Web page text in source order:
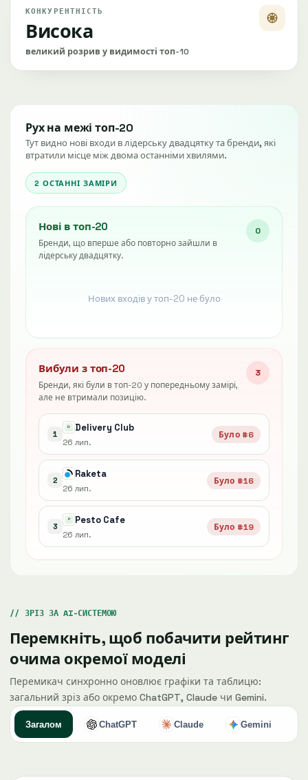
КОНКУРЕНТНІСТЬ
Висока
великий розрив у видимості топ-10
Рух на межі топ-20
Тут видно нові входи в лідерську двадцятку та бренди, які
втратили місце між двома останніми хвилями.
2 ОСТАННІ ЗАМІРИ
Нові в топ-20
Бренди, що вперше або повторно зайшли в
лідерську двадцятку.
0
Нових входів у топ-20 не було
Вибули з топ-20
Бренди, які були в топ-20 у попередньому замірі,
але не втримали позицію.
3
1
Delivery Club
26 лип.
Було #6
2
Raketa
26 лип.
Було #16
3
Pesto Cafe
26 лип.
Було #19
ЗРІЗ ЗА AI-СИСТЕМОЮ
Перемкніть, щоб побачити рейтинг
очима окремої моделі
Перемикач синхронно оновлює графіки та таблицю:
загальний зріз або окремо ChatGPT, Claude чи Gemini.
Загалом ChatGPT Claude Gemini